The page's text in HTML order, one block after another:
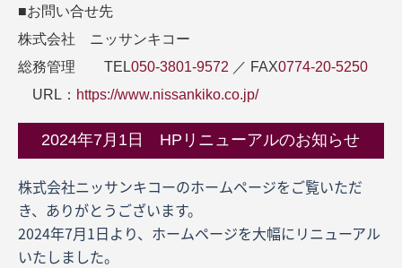
■お問い合せ先
株式会社 ニッサンキコー
総務管理 TEL050-3801-9572 ／ FAX0774-20-5250
URL： https://www.nissankiko.co.jp/
2024年7月1日 HPリニューアルのお知らせ
株式会社ニッサンキコーのホームページをご覧いただ
き、ありがとうございます。
2024年7月1日より、ホームページを大幅にリニューアル
いたしました。